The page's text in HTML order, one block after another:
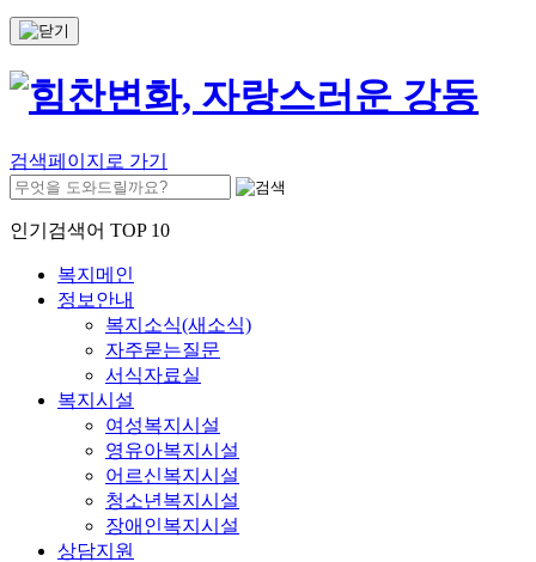
검색페이지로 가기
인기검색어 TOP 10
복지메인
정보안내
복지소식(새소식)
자주묻는질문
서식자료실
복지시설
여성복지시설
영유아복지시설
어르신복지시설
청소년복지시설
장애인복지시설
상담지원